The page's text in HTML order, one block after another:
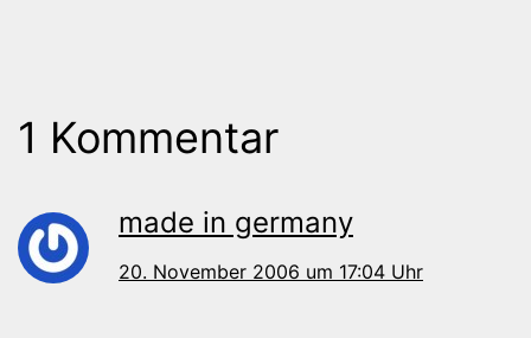
1 Kommentar
made in germany
20. November 2006 um 17:04 Uhr